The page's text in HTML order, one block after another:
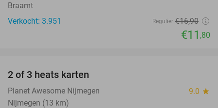
Braamt
Verkocht: 3.951
Regulier €16,90
€11 ,80
2 of 3 heats karten
Planet Awesome Nijmegen 9.0 star
Nijmegen (13 km)